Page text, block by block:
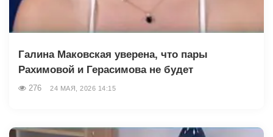
Галина Маковская уверена, что пары
Рахимовой и Герасимова не будет
276 24 МАЯ, 2026 14:15